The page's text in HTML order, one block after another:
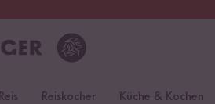
Reis Reiskocher Küche & Kochen